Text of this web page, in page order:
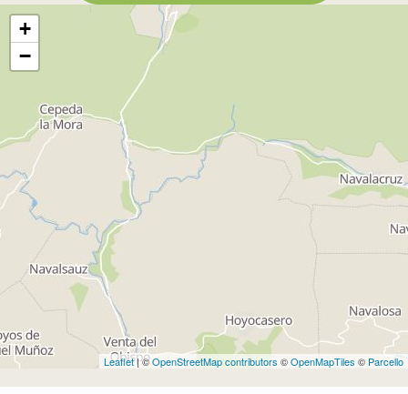
+
−
Leaflet| ©OpenStreetMap contributors ©OpenMapTiles © Parcello